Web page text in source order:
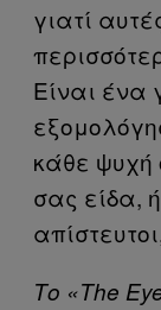
γιατί
Είναι
κάθε ψυχή
σας είδα,
Το «The